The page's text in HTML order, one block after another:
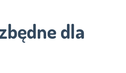
dla